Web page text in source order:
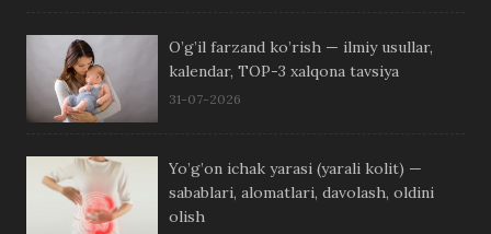
O’g’il farzand ko’rish — ilmiy usullar,
kalendar, TOP-3 xalqona tavsiya
31-07-2026
Yo’g’on ichak yarasi (yarali kolit) —
sabablari, alomatlari, davolash, oldini
olish